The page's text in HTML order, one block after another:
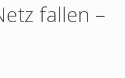
fallen –